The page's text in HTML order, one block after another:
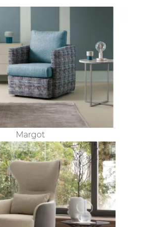
Margot